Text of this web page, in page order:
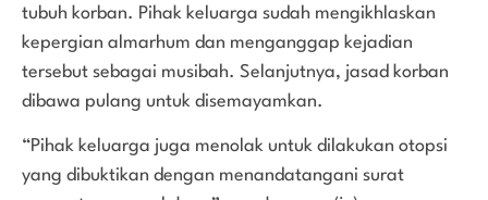
tubuh korban. Pihak keluarga sudah mengikhlaskan
kepergian almarhum dan menganggap kejadian
tersebut sebagai musibah. Selanjutnya, jasad korban
dibawa pulang untuk disemayamkan.
“Pihak keluarga juga menolak untuk dilakukan otopsi
yang dibuktikan dengan menandatangani surat